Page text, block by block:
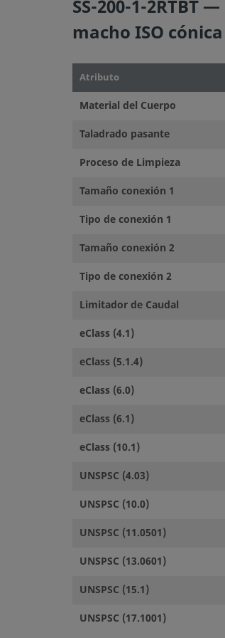
SS-200-1-2RTBT
macho ISO cónica
Atributo
Material del Cuerpo
Taladrado pasante
Proceso de Limpieza
Tamaño conexión 1
Tipo de conexión 1
Tamaño conexión 2
Tipo de conexión 2
Limitador de Caudal
eClass (4.1)
eClass (5.1.4)
eClass (6.0)
eClass (6.1)
eClass (10.1)
UNSPSC (4.03)
UNSPSC (10.0)
UNSPSC (11.0501)
UNSPSC (13.0601)
UNSPSC (15.1)
UNSPSC (17.1001)